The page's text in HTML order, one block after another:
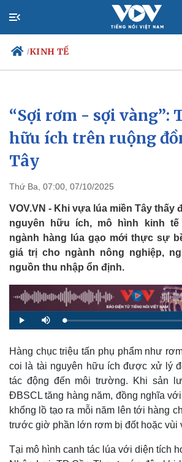
/KINH TẾ
Chính trị
Đảng
Tổ chức nhân sự
Quốc hội
Nhận diện sự thật
Xã hội
Tin 24h
Dự báo
“Sợi rơm - sợi vàng”:
hữu ích trên ruộng
Tây
Thứ Ba, 07:00, 07/10/2025
VOV.VN - Khi vựa lúa miền Tây thấy
nguyên hữu ích, mô hình kinh tế
ngành hàng lúa gạo mới thực sự
giá trị cho ngành nông nghiệp,
nguồn thu nhập ổn định.
P
l
M
u
L
o
e
d
1
.
4
7
Hàng chục triệu tấn phụ phẩm như
coi là tài nguyên hữu ích được xử lý
tác động đến môi trường. Khi sản
ĐBSCL tăng hàng năm, đồng nghĩa
khổng lồ tạo ra mỗi năm lên tới hàng
trước giờ phần lớn rơm bị đốt hoặc vùi
Tại mô hình canh tác lúa với diện tích